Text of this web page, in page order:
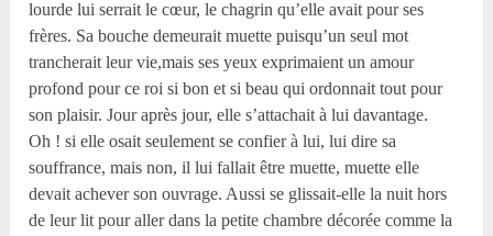
lourde lui serrait le cœur, le chagrin qu’elle avait pour ses
frères. Sa bouche demeurait muette puisqu’un seul mot
trancherait leur vie,mais ses yeux exprimaient un amour
profond pour ce roi si bon et si beau qui ordonnait tout pour
son plaisir. Jour après jour, elle s’attachait à lui davantage.
Oh ! si elle osait seulement se confier à lui, lui dire sa
souffrance, mais non, il lui fallait être muette, muette elle
devait achever son ouvrage. Aussi se glissait-elle la nuit hors
de leur lit pour aller dans la petite chambre décorée comme la